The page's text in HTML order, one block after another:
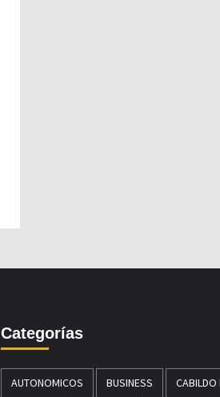
Categorías
AUTONOMICOS BUSINESS CABILDO